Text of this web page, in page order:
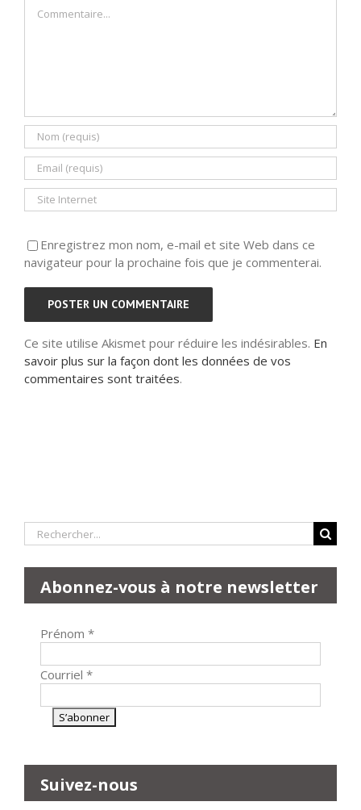
Enregistrez mon nom, e-mail et site Web dans ce
navigateur pour la prochaine fois que je commenterai.
Ce site utilise Akismet pour réduire les indésirables. En
savoir plus sur la façon dont les données de vos
commentaires sont traitées.
Rechercher:
Abonnez-vous à notre newsletter
Prénom *
Courriel *
Suivez-nous